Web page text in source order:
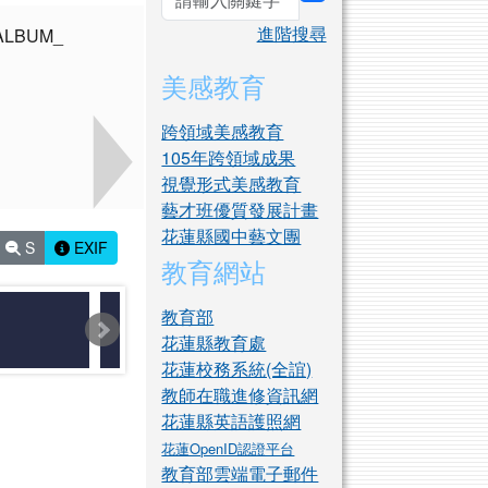
S EXIF
search
進階搜尋
美感教育
跨領域美感教育
105年跨領域成果
視覺形式美感教育
藝才班優質發展計畫
花蓮縣國中藝文團
教育網站
教育部
花蓮縣教育處
花蓮校務系統(全誼)
教師在職進修資訊網
花蓮縣英語護照網
花蓮OpenID認證平台
教育部雲端電子郵件